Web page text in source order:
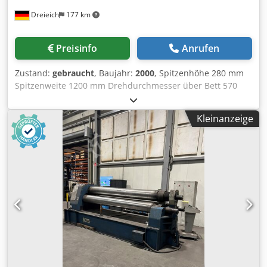
Acaek • SIEMENS 2-Achsen-Zyklensteuerung Type 805 mit
interaktiver Benutzeroberflächen und entsprechender
Software, Steuerung und Monitor eingebaut in die
die freie Kontureingabe, Grafik, etc. • 2 elektronische
Handräder für die Feinverstellung der
Schlittenbewegungen in Z und X Achse und neuer Joystick
für die Eilgänge +Z/-Z und +X/-X, Joystick für die
Hauptspindel mit stufenlosen Drehzahlen vorwärts und
rückwärts • aufgebautes 3-Backenfutter Model SCA Ø 300
mm, Planscheibe ca. Ø 500, 4-Backenfutter 315 mm Ø,
Mitnehmerscheibe ca. 250 mm, Planscheibe einfach 500
mm, diverse Backen. • aufgebauter MULTIFIX-Stahlhalter
Type CD mit 5 verschiedenen Multifixhaltern • separater
Stahlhalterblock zum Aufbau von CAPTO-Werkzeughalter
mit innerer Kühlmittel-versorgung, diverse Halter teilweise
mit Spannzangen, • Reitstock mit Luftlager zum
leichtgängigen Verschieben, Arbeitsleuchte, • fahrbarer
Spänewagen mit Kühlmittelpumpe und mit Ölskimmer, 2
Dreieich 177 km
Preisinfo Anrufen
Zustand: gebraucht, Baujahr: 2000, Spitzenhöhe 280 mm
Spitzenweite 1200 mm Drehdurchmesser über Bett 570
mm Drehdurchmesser über Support 365 mm Drehlänge
1000 mm Spindelaufnahme DIN 55027 Gr. 8 Steuerung
Sinumerik 810 D SIEMENS Bettbreite 360 mm Dcjdpfsx E
Dn Aox Acaek Spindelbohrung 62 mm Drehzahlbereich 3 -
2500 U/min Vorschub: 5000 mm / min Eilgang - längs/plan
10 m/min Dreibackenfutter Durchmesser 250 mm
Schnellwechselhalter SANDVIK Coromant Capto
Antriebsleistung - Spindelmotor 25 kW Aufnahmekegel in
der Reitstockpinole MK 5 Pinolen-Durchmesser 100 mm
Pinolenhub 190 mm Betriebsspannung 400 V
Maschinengewicht ca. 5,0 t Raumbedarf ca. 3,55 x 2,20 x
1,95 m - Fabrik-Nr.: 2022-3742-03 - Steuerung: SIEMENS
Sinumerik 810 D - Eilgang - Kühlmitteleinrichtung -
Kleinanzeige